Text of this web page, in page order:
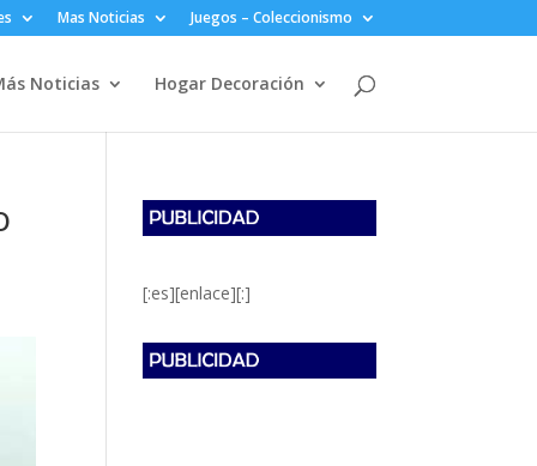
Mas Noticias Juegos – Coleccionismo
Noticias Hogar Decoración
[:es][enlace][:]